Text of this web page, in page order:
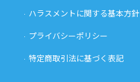
ハラスメントに関する基本方針
プライバシーポリシー
特定商取引法に基づく表記